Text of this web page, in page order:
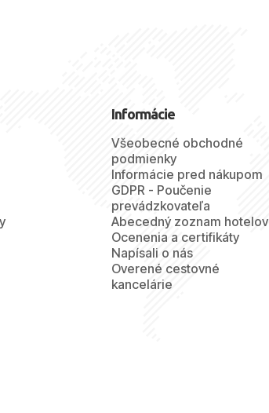
Informácie
Všeobecné obchodné
podmienky
Informácie pred nákupom
GDPR - Poučenie
prevádzkovateľa
Abecedný zoznam hotelov
Ocenenia a certifikáty
Napísali o nás
Overené cestovné
kancelárie